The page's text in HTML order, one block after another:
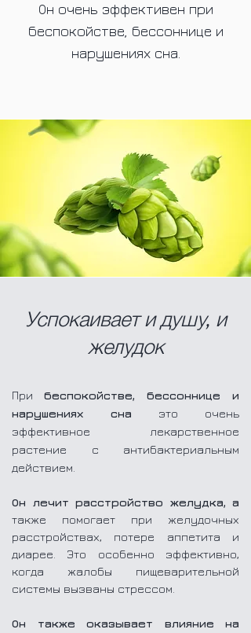
Он очень эффективен при
беспокойстве, бессоннице и
нарушениях сна.
Успокаивает и душу, и
желудок
При беспокойстве, бессоннице и
нарушениях сна это очень
эффективное
лекарственное
растение
с антибактериальным
действием.
Он лечит расстройство желудка, а
также помогает при желудочных
расстройствах, потере аппетита и
диарее. Это особенно эффективно,
когда жалобы пищеварительной
системы вызваны стрессом.
Он также оказывает влияние на